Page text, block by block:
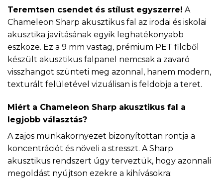
Teremtsen csendet és stílust egyszerre! A
Chameleon Sharp akusztikus fal az irodai és iskolai
akusztika javításának egyik leghatékonyabb
eszköze. Ez a 9 mm vastag, prémium PET filcből
készült akusztikus falpanel nemcsak a zavaró
visszhangot szünteti meg azonnal, hanem modern,
texturált felületével vizuálisan is feldobja a teret.
Miért a Chameleon Sharp akusztikus fal a
legjobb választás?
A zajos munkakörnyezet bizonyítottan rontja a
koncentrációt és növeli a stresszt. A Sharp
akusztikus rendszert úgy terveztük, hogy azonnali
megoldást nyújtson ezekre a kihívásokra: